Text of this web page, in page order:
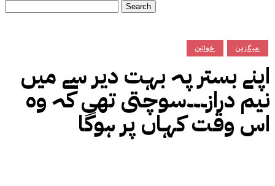
خواتین میگزین
اپنے بستر پہ بہت دیر سے میں
نیم دراز۔۔۔سوچتی تھی کہ وہ
اس وقت کہاں پر ہوگا